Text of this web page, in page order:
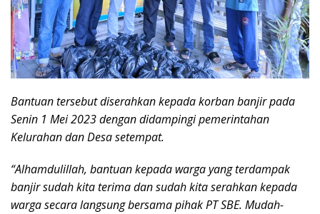
Bantuan tersebut diserahkan kepada korban banjir pada
Senin 1 Mei 2023 dengan didampingi pemerintahan
Kelurahan dan Desa setempat.
“Alhamdulillah, bantuan kepada warga yang terdampak
banjir sudah kita terima dan sudah kita serahkan kepada
warga secara langsung bersama pihak PT SBE. Mudah-